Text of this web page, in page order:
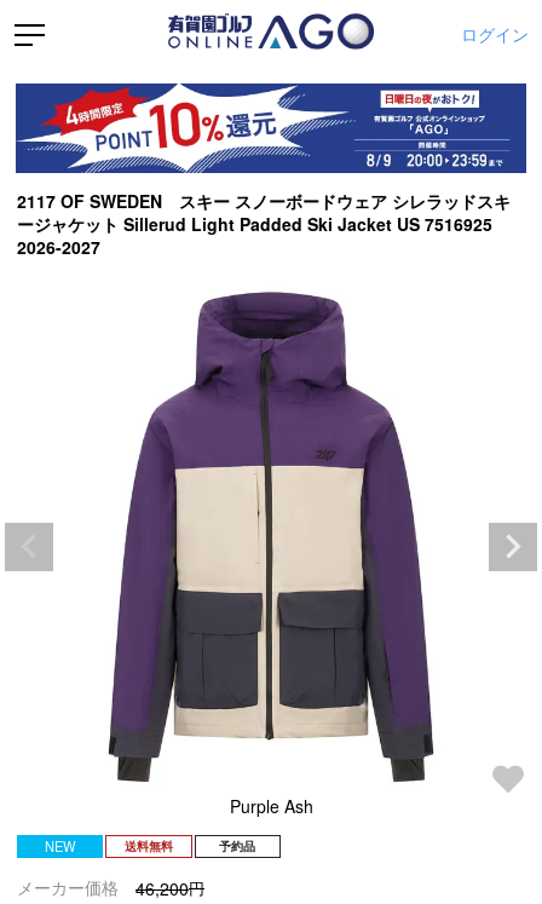
ログイン
2117 OF SWEDEN スキー スノーボードウェア シレラッドスキ
ージャケット Sillerud Light Padded Ski Jacket US 7516925
2026-2027
Purple Ash
NEW 送料無料 予約品
メーカー価格
46,200